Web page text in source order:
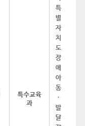
특수교육
과